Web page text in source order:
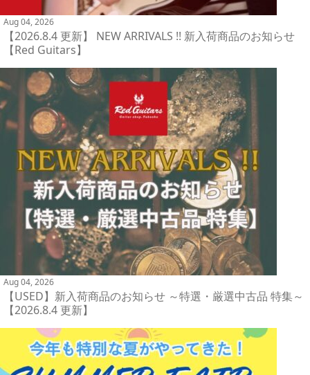
Aug 04, 2026
【2026.8.4 更新】 NEW ARRIVALS !! 新入荷商品のお知らせ
【Red Guitars】
Aug 04, 2026
【USED】新入荷商品のお知らせ ～特選・厳選中古品 特集～
【2026.8.4 更新】